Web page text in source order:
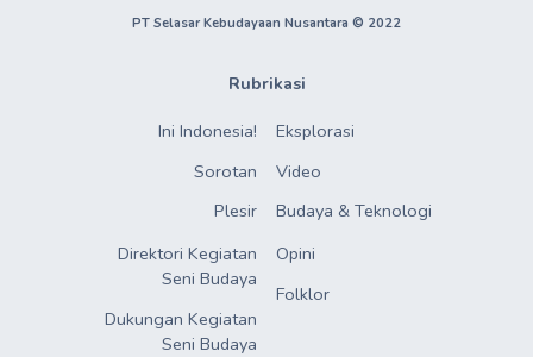
PT Selasar Kebudayaan Nusantara © 2022
Rubrikasi
Ini Indonesia!
Sorotan
Plesir
Direktori Kegiatan
Seni Budaya
Dukungan Kegiatan
Seni Budaya
Eksplorasi
Video
Budaya & Teknologi
Opini
Folklor